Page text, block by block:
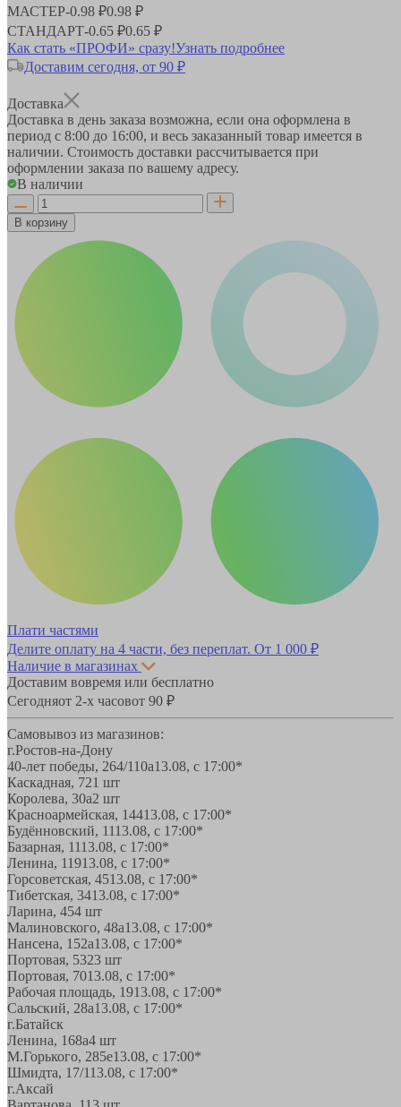
МАСТЕР-0.98 ₽0.98 ₽
СТАНДАРТ-0.65 ₽0.65 ₽
Как стать «ПРОФИ» сразу!Узнать подробнее
Доставим сегодня, от 90 ₽
Доставка
Доставка в день заказа возможна, если она оформлена в
период с 8:00 до 16:00, и весь заказанный товар имеется в
наличии. Стоимость доставки рассчитывается при
оформлении заказа по вашему адресу.
В наличии
В корзину
Плати частями
Делите оплату на 4 части, без переплат. От 1 000 ₽
Наличие в магазинах
Доставим вовремя или бесплатно
Сегодняот 2-х часовот 90 ₽
Самовывоз из магазинов:
г.Ростов-на-Дону
40-лет победы, 264/110а13.08, с 17:00*
Каскадная, 721 шт
Королева, 30а2 шт
Красноармейская, 14413.08, с 17:00*
Будённовский, 1113.08, с 17:00*
Базарная, 1113.08, с 17:00*
Ленина, 11913.08, с 17:00*
Горсоветская, 4513.08, с 17:00*
Тибетская, 3413.08, с 17:00*
Ларина, 454 шт
Малиновского, 48а13.08, с 17:00*
Нансена, 152а13.08, с 17:00*
Портовая, 5323 шт
Портовая, 7013.08, с 17:00*
Рабочая площадь, 1913.08, с 17:00*
Сальский, 28a13.08, с 17:00*
г.Батайск
Ленина, 168а4 шт
М.Горького, 285е13.08, с 17:00*
Шмидта, 17/113.08, с 17:00*
г.Аксай